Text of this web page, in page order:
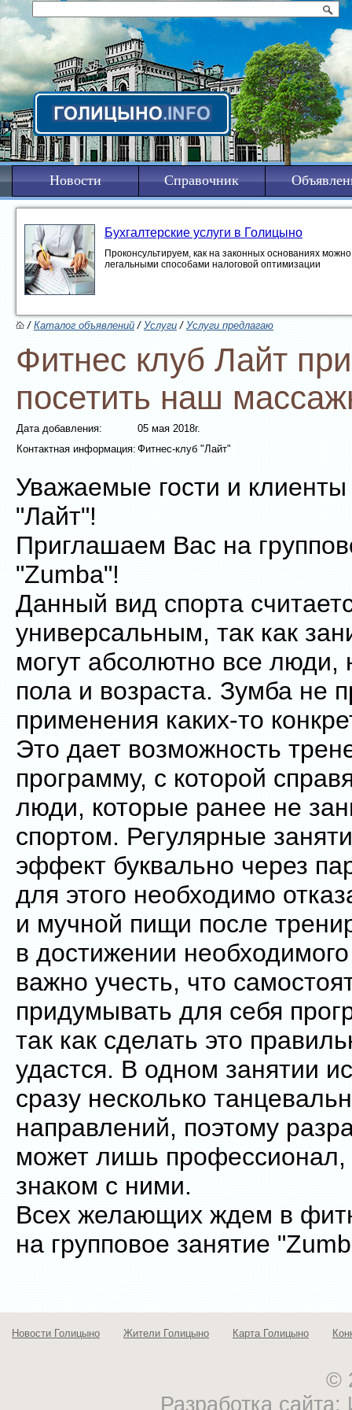
Новости Справочник
Бухгалтерские услуги в Голицыно
Проконсультируем, как на законных основаниях
легальными способами налоговой оптимизации
/Каталог объявлений/Услуги /Услуги предлагаю
Фитнес клуб Лайт
посетить наш
Дата добавления:
05 мая 2018г.
Контактная информация:Фитнес-клуб "Лайт"
Уважаемые гости и
"Лайт"!
Приглашаем Вас на
"Zumba"!
Данный вид спорта
универсальным, так как
могут абсолютно все люди,
пола и возраста. Зумба не
применения каких-то
Это дает возможность
программу, с которой
люди, которые ранее не
спортом. Регулярные
эффект буквально через
для этого необходимо
и мучной пищи после
в достижении необходимого
важно учесть, что
придумывать для себя
так как сделать это
удастся. В одном занятии
сразу несколько
направлений, поэтому
может лишь
знаком с ними.
Всех желающих ждем в
на групповое занятие
Новости Голицыно Жители Голицыно Карта Голицыно
©
Разработка